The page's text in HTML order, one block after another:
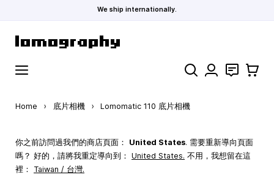
We ship internationally.
Search 聯絡 購物車
Home › 底片相機 › Lomomatic 110 底片相機
你之前訪問過我們的商店頁面： United States. 需要重新導向頁面
嗎？ 好的，請將我重定導向到： United States. 不用，我想留在這
裡： Taiwan / 台灣.